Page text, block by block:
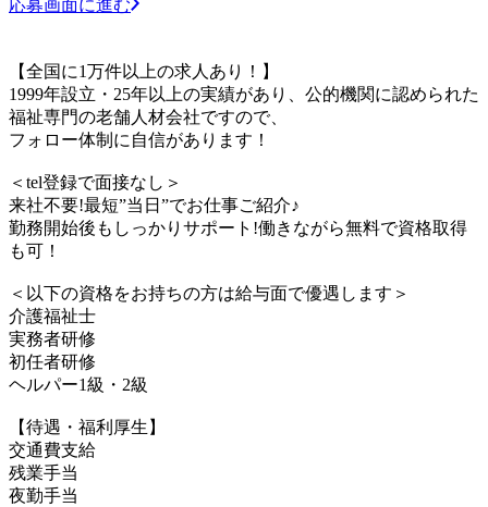
応募画面に進む
【全国に1万件以上の求人あり！】
1999年設立・25年以上の実績があり、公的機関に認められた
福祉専門の老舗人材会社ですので、
フォロー体制に自信があります！
＜tel登録で面接なし＞
来社不要!最短”当日”でお仕事ご紹介♪
勤務開始後もしっかりサポート!働きながら無料で資格取得
も可！
＜以下の資格をお持ちの方は給与面で優遇します＞
介護福祉士
実務者研修
初任者研修
ヘルパー1級・2級
【待遇・福利厚生】
交通費支給
残業手当
夜勤手当